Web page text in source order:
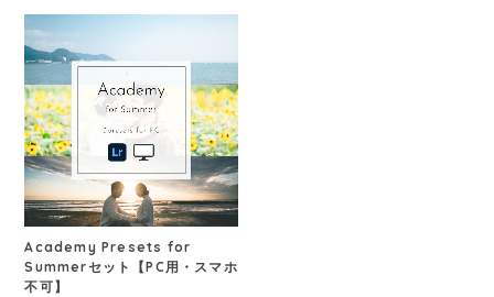
Academy Presets for
Summerセット【PC用・スマホ
不可】